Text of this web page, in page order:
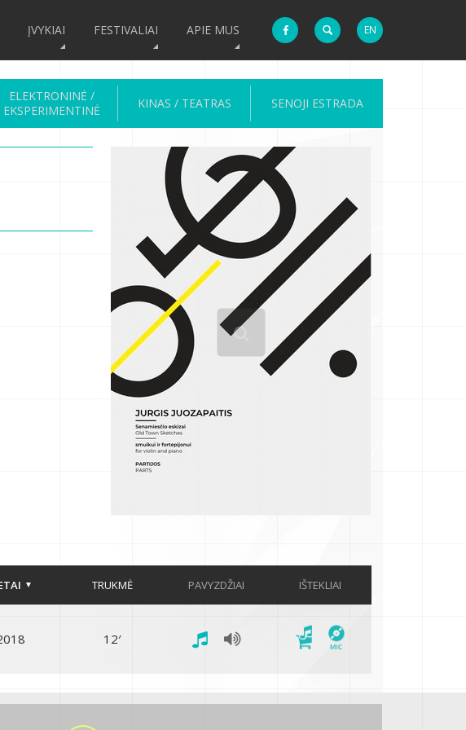
EN
ĮVYKIAI FESTIVALIAI APIE MUS
ELEKTRONINĖ /
EKSPERIMENTINĖ
KINAS / TEATRAS SENOJI ESTRADA
TRUKMĖ PAVYZDŽIAI IŠTEKLIAI
12′